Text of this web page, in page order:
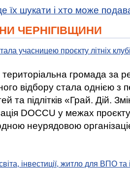
їх шукати і хто може
ЧЕРНІГІВЩИНИ
учасницею проєкту літніх
територіальна громада за
відбору стала однією
та підлітків «Грай. Дій.
DOCCU у межах
неурядовою
інвестиції, житло для ВПО